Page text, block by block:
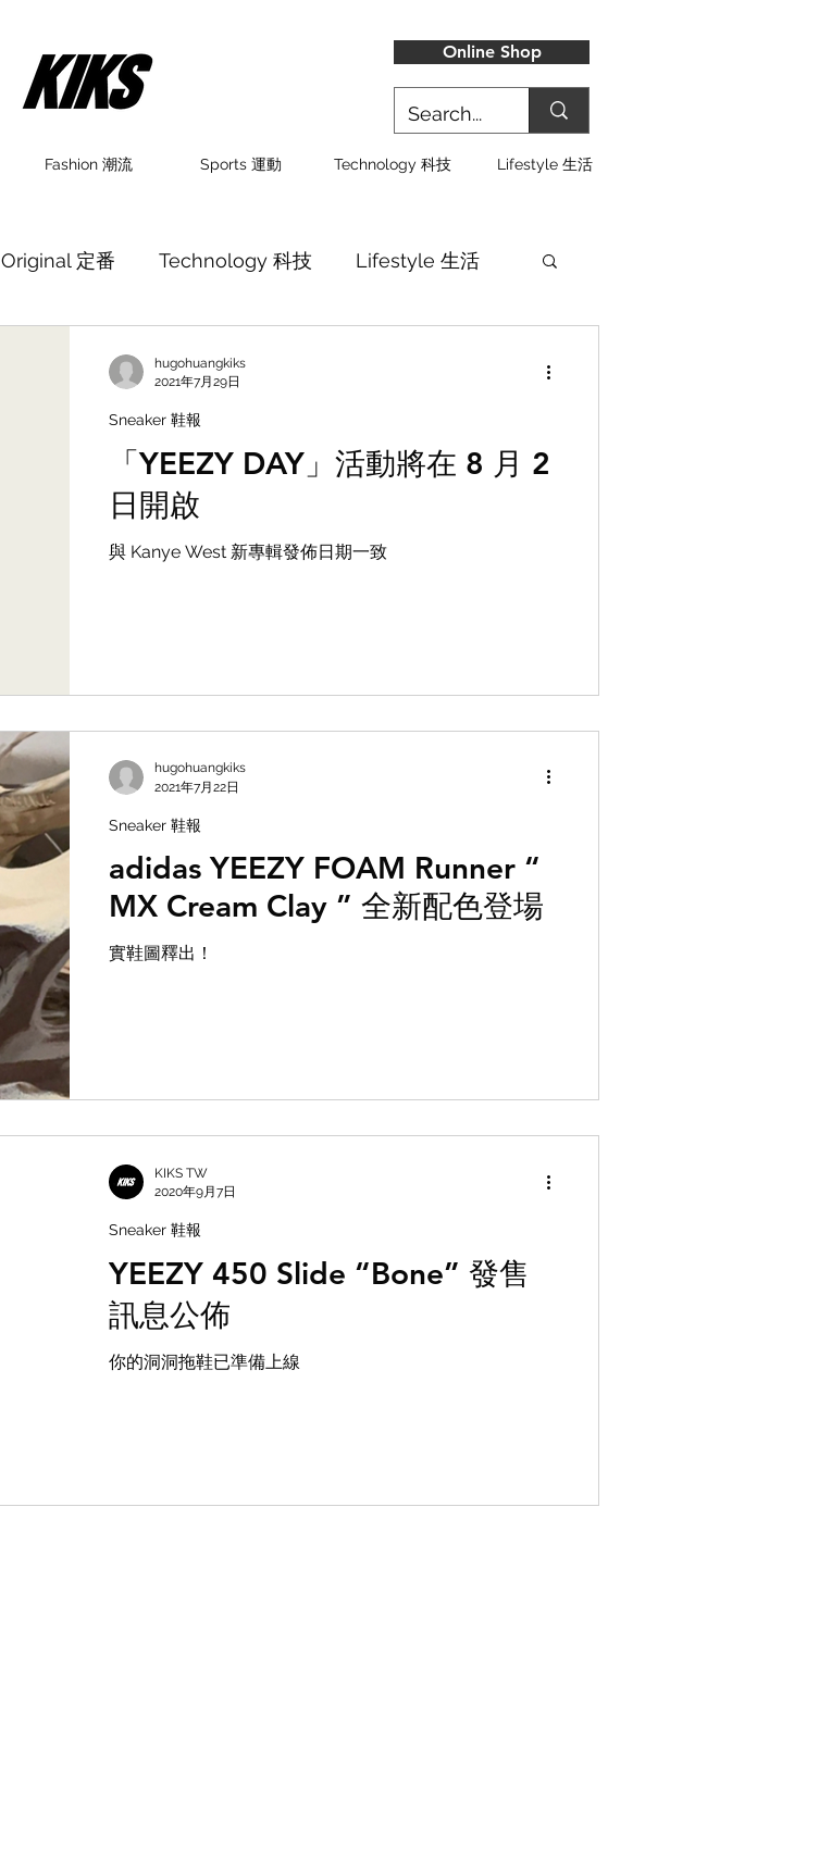
Online Shop
Fashion 潮流 Sports 運動 Technology 科技 Lifestyle 生活
Original 定番 Technology 科技 Lifestyle 生活
「YEEZY DAY」活動將在 8 月 2
日開啟
與 Kanye West 新專輯發佈日期一致
Sneaker 鞋報
hugohuangkiks
2021年7月29日
adidas YEEZY FOAM Runner “
MX Cream Clay ” 全新配色登場
實鞋圖釋出！
Sneaker 鞋報
hugohuangkiks
2021年7月22日
YEEZY 450 Slide “Bone” 發售
訊息公佈
你的洞洞拖鞋已準備上線
Sneaker 鞋報
KIKS TW
2020年9月7日